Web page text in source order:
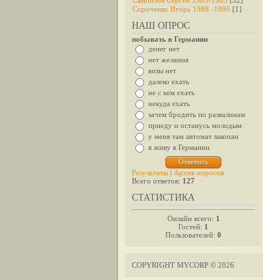
Сороченко Игорь 1988 -1990 [1]
НАШ ОПРОС
побывать в Германии
денег нет
нет желания
визы нет
далеко ехать
не с кем ехать
некуда ехать
зачем бродить по развалинам
приеду и останусь молодым
у меня там автомат закопан
я живу в Германии
Результаты | Архив опросов
Всего ответов: 127
СТАТИСТИКА
Онлайн всего: 1
Гостей: 1
Пользователей: 0
COPYRIGHT MYCORP © 2026